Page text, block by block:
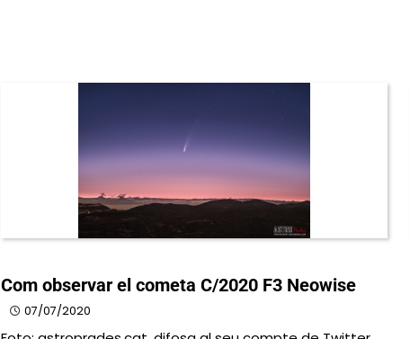
Com observar el cometa C/2020 F3 Neowise
07/07/2020